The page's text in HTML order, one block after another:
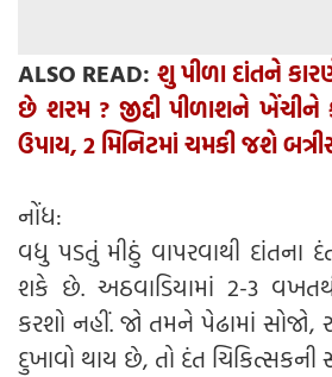
ALSO READ: શુ પીળા દાંતને
છે શરમ ? જીદ્દી પીળાશને
ઉપાય, 2 મિનિટમાં ચમકી જશે
નોંધ:
વધુ પડતું મીઠું વાપરવાથી
શકે છે. અઠવાડિયામાં 2-3
કરશો નહીં. જો તમને પેઢામાં સોજો,
દુખાવો થાય છે, તો દંત ચિકિત્સકની